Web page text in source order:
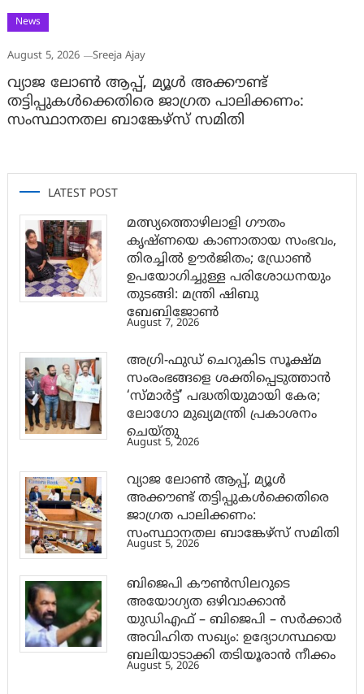
News
August 5, 2026 Sreeja Ajay
വ്യാജ ലോൺ ആപ്പ്, മ്യൂൾ അക്കൗണ്ട്
തട്ടിപ്പുകൾക്കെതിരെ ജാ​ഗ്രത പാലിക്കണം:
സംസ്ഥാനതല ബാങ്കേഴ്സ് സമിതി
LATEST POST
മത്സ്യത്തൊഴിലാളി ഗൗതം
കൃഷ്ണയെ കാണാതായ സംഭവം,
തിരച്ചിൽ ഊർജിതം; ഡ്രോണ്‍
ഉപയോഗിച്ചുള്ള പരിശോധനയും
തുടങ്ങി: മന്ത്രി ഷിബു
ബേബിജോണ്‍
August 7, 2026
അഗ്രി-ഫുഡ് ചെറുകിട സൂക്ഷ്മ
സംരംഭങ്ങളെ ശക്തിപ്പെടുത്താന്‍
‘സ്മാര്‍ട്ട്’ പദ്ധതിയുമായി കേര;
ലോഗോ മുഖ്യമന്ത്രി പ്രകാശനം
ചെയ്തു
August 5, 2026
വ്യാജ ലോൺ ആപ്പ്, മ്യൂൾ
അക്കൗണ്ട് തട്ടിപ്പുകൾക്കെതിരെ
ജാ​ഗ്രത പാലിക്കണം:
സംസ്ഥാനതല ബാങ്കേഴ്സ് സമിതി
August 5, 2026
ബിജെപി കൗൺസിലറുടെ
അയോഗ്യത ഒഴിവാക്കാൻ
യുഡിഎഫ് – ബിജെപി – സർക്കാർ
അവിഹിത സഖ്യം: ഉദ്യോഗസ്ഥയെ
ബലിയാടാക്കി തടിയൂരാൻ നീക്കം
August 5, 2026